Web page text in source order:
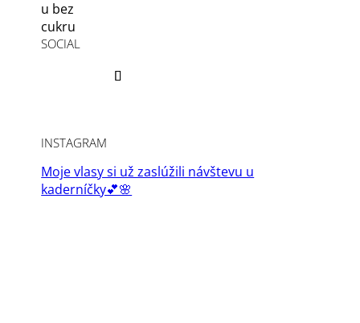
SOCIAL
INSTAGRAM
Moje vlasy si už zaslúžili návštevu u
kaderníčky💕🌸